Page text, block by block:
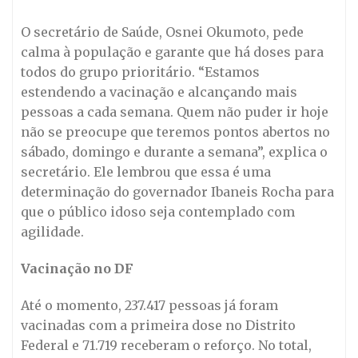
O secretário de Saúde, Osnei Okumoto, pede
calma à população e garante que há doses para
todos do grupo prioritário. “Estamos
estendendo a vacinação e alcançando mais
pessoas a cada semana. Quem não puder ir hoje
não se preocupe que teremos pontos abertos no
sábado, domingo e durante a semana”, explica o
secretário. Ele lembrou que essa é uma
determinação do governador Ibaneis Rocha para
que o público idoso seja contemplado com
agilidade.
Vacinação no DF
Até o momento, 237.417 pessoas já foram
vacinadas com a primeira dose no Distrito
Federal e 71.719 receberam o reforço. No total,